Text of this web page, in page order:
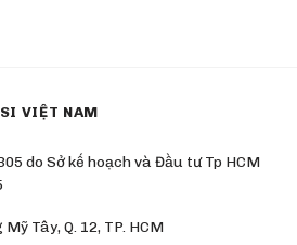
VIỆT NAM
do Sở kế hoạch và Đầu tư Tp HCM
Tây, Q. 12, TP. HCM